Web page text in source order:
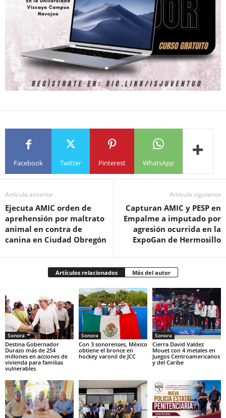
Facebook Twitter Pinterest WhatsApp
Artículo anterior
Ejecuta AMIC orden de
aprehensión por maltrato
animal en contra de
canina en Ciudad Obregón
Artículo siguiente
Capturan AMIC y PESP en
Empalme a imputado por
agresión ocurrida en la
ExpoGan de Hermosillo
Artículos relacionados Más del autor
Sonora
Destina Gobernador
Durazo más de 254
millones en acciones de
vivienda para familias
vulnerables
Sonora
Con 3 sonorenses, México
obtiene el bronce en
hockey varonil de JCC
Sonora
Cierra David Valdez
Mouet con 4 metales en
Juegos Centroamericanos
y del Caribe